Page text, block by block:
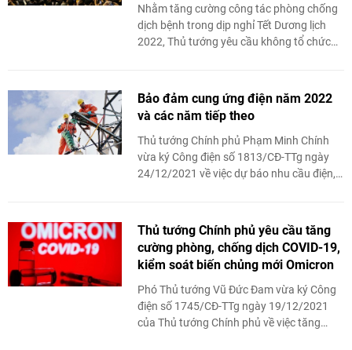
Nhằm tăng cường công tác phòng chống
dịch bệnh trong dịp nghỉ Tết Dương lịch
2022, Thủ tướng yêu cầu không tổ chức
Bảo đảm cung ứng điện năm 2022
và các năm tiếp theo
Thủ tướng Chính phủ Phạm Minh Chính
vừa ký Công điện số 1813/CĐ-TTg ngày
24/12/2021 về việc dự báo nhu cầu điện,
Thủ tướng Chính phủ yêu cầu tăng
cường phòng, chống dịch COVID-19,
kiểm soát biến chủng mới Omicron
Phó Thủ tướng Vũ Đức Đam vừa ký Công
điện số 1745/CĐ-TTg ngày 19/12/2021
của Thủ tướng Chính phủ về việc tăng